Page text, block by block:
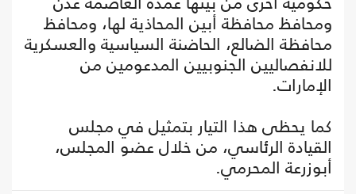
ومحافظ محافظة أبين المحاذية لها، ومحافظ
محافظة الضالع، الحاضنة السياسية والعسكرية
للانفصاليين الجنوبيين المدعومين من
الإمارات.
كما يحظى هذا التيار بتمثيل في مجلس
القيادة الرئاسي، من خلال عضو المجلس،
أبوزرعة المحرمي.